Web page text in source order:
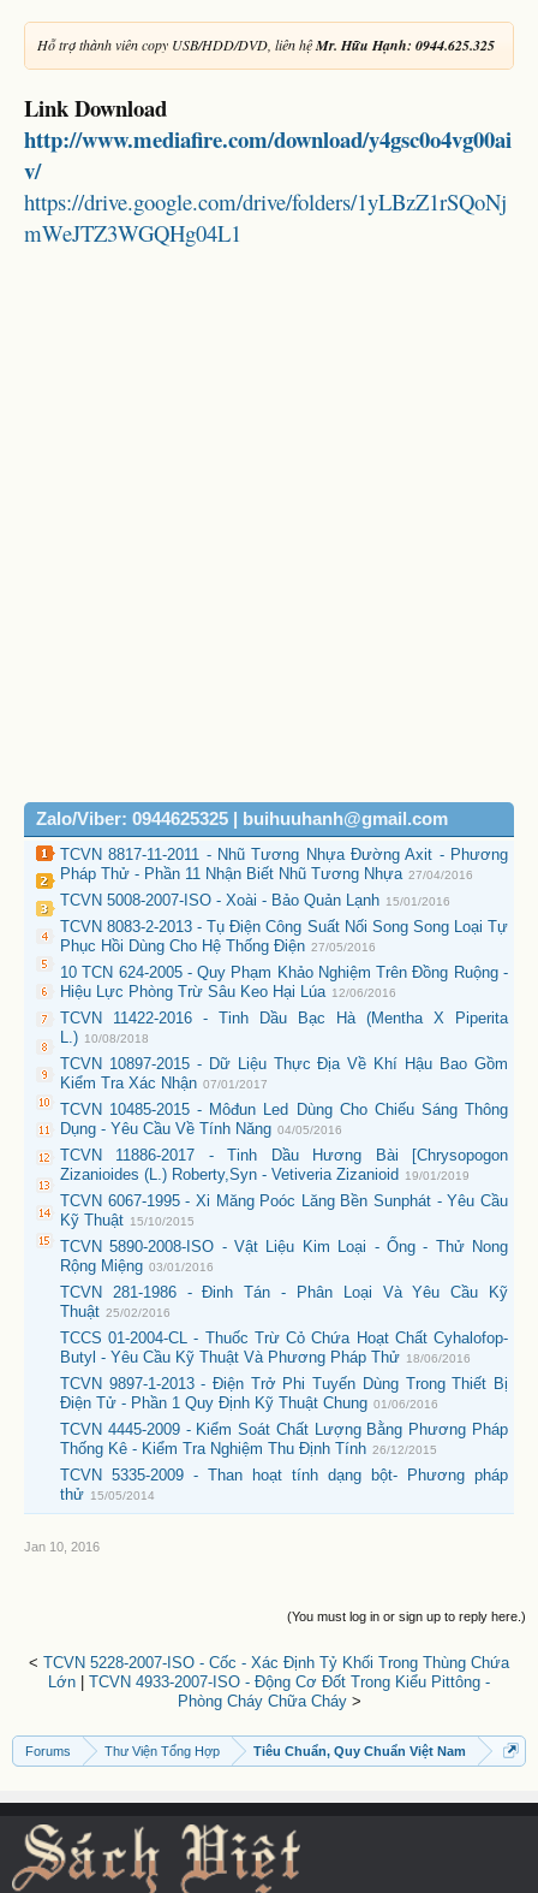
Hỗ trợ thành viên copy USB/HDD/DVD, liên hệMr. Hữu Hạnh: 0944.625.325
Link Download
http://www.mediafire.com/download/y4gsc0o4vg00ai
v/
https://drive.google.com/drive/folders/1yLBzZ1rSQoNj
mWeJTZ3WGQHg04L1
Zalo/Viber: 0944625325 | buihuuhanh@gmail.com
TCVN 8817-11-2011 - Nhũ Tương Nhựa Đường Axit - Phương
Pháp Thử - Phần 11 Nhận Biết Nhũ Tương Nhựa 27/04/2016
TCVN 5008-2007-ISO - Xoài - Bảo Quản Lạnh 15/01/2016
TCVN 8083-2-2013 - Tụ Điện Công Suất Nối Song Song Loại Tự
Phục Hồi Dùng Cho Hệ Thống Điện 27/05/2016
10 TCN 624-2005 - Quy Phạm Khảo Nghiệm Trên Đồng Ruộng -
Hiệu Lực Phòng Trừ Sâu Keo Hại Lúa 12/06/2016
TCVN 11422-2016 - Tinh Dầu Bạc Hà (Mentha X Piperita
L.) 10/08/2018
TCVN 10897-2015 - Dữ Liệu Thực Địa Về Khí Hậu Bao Gồm
Kiểm Tra Xác Nhận 07/01/2017
TCVN 10485-2015 - Môđun Led Dùng Cho Chiếu Sáng Thông
Dụng - Yêu Cầu Về Tính Năng 04/05/2016
TCVN 11886-2017 - Tinh Dầu Hương Bài [Chrysopogon
Zizanioides (L.) Roberty,Syn - Vetiveria Zizanioid
19/01/2019
TCVN 6067-1995 - Xi Măng Poóc Lăng Bền Sunphát - Yêu Cầu
Kỹ Thuật 15/10/2015
TCVN 5890-2008-ISO - Vật Liệu Kim Loại - Ống - Thử Nong
Rộng Miệng 03/01/2016
TCVN 281-1986 - Đinh Tán - Phân Loại Và Yêu Cầu Kỹ
Thuật 25/02/2016
TCCS 01-2004-CL - Thuốc Trừ Cỏ Chứa Hoạt Chất Cyhalofop-
Butyl - Yêu Cầu Kỹ Thuật Và Phương Pháp Thử 18/06/2016
TCVN 9897-1-2013 - Điện Trở Phi Tuyến Dùng Trong Thiết Bị
Điện Tử - Phần 1 Quy Định Kỹ Thuật Chung 01/06/2016
TCVN 4445-2009 - Kiểm Soát Chất Lượng Bằng Phương Pháp
Thống Kê - Kiểm Tra Nghiệm Thu Định Tính 26/12/2015
TCVN 5335-2009 - Than hoạt tính dạng bột- Phương pháp
thử 15/05/2014
Jan 10, 2016
(You must log in or sign up to reply here.)
< TCVN 5228-2007-ISO - Cốc - Xác Định Tỷ Khối Trong Thùng Chứa
Lớn
TCVN 4933-2007-ISO - Động Cơ Đốt Trong Kiểu Pittông -
Phòng Cháy Chữa Cháy>
Forums Thư Viện Tổng Hợp Tiêu Chuẩn, Quy Chuẩn Việt Nam